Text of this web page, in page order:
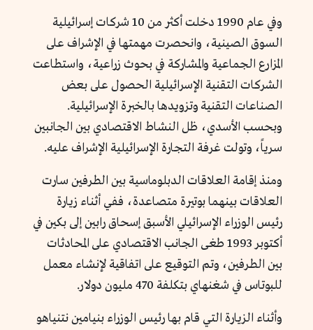
وفي عام 1990 دخلت أكثر من 10 شركات إسرائيلية
السوق الصينية، وانحصرت مهمتها في الإشراف على
المزارع الجماعية والمشاركة في بحوث زراعية، واستطاعت
الشركات التقنية الإسرائيلية الحصول على بعض
الصناعات التقنية وتزويدها بالخبرة الإسرائيلية.
وبحسب الأسدي، ظل النشاط الاقتصادي بين الجانبين
سرياً، وتولت غرفة التجارة الإسرائيلية الإشراف عليه.
ومنذ إقامة العلاقات الدبلوماسية بين الطرفين سارت
العلاقات بينهما بوتيرة متصاعدة، ففي أثناء زيارة
رئيس الوزراء الإسرائيلي الأسبق إسحاق رابين إلى بكين في
أكتوبر 1993 طغى الجانب الاقتصادي على المحادثات
بين الطرفين، وتم التوقيع على اتفاقية لإنشاء معمل
للبوتاس في شغنهاي بتكلفة 470 مليون دولار.
وأثناء الزيارة التي قام بها رئيس الوزراء بنيامين نتنياهو